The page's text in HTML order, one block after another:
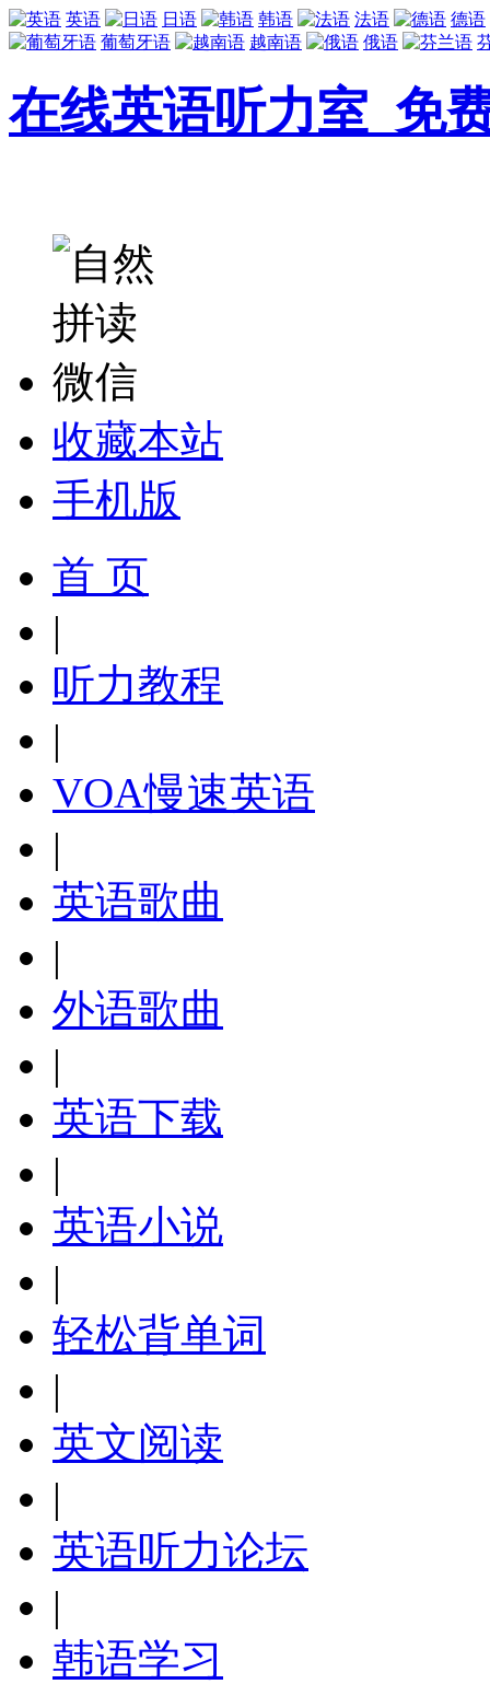
英语 日语 韩语 法语
德语
葡萄牙语
越南语 俄语
在线英语听力室_免
收藏本站
手机版
首 页
|
听力教程
|
VOA慢速英语
|
英语歌曲
|
外语歌曲
|
英语下载
|
英语小说
|
轻松背单词
|
英文阅读
|
英语听力论坛
|
韩语学习